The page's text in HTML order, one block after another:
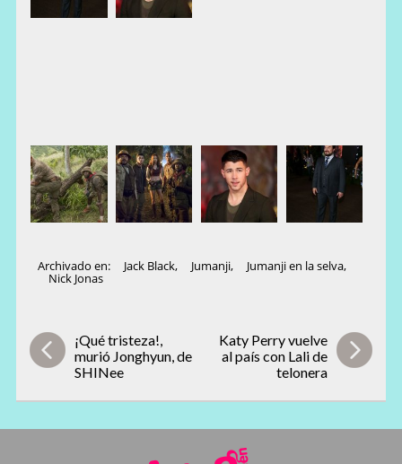
Archivado en: Jack Black, Jumanji, Jumanji en la selva,
Nick Jonas
¡Qué tristeza!,
murió Jonghyun, de
SHINee
Katy Perry vuelve
al país con Lali de
telonera